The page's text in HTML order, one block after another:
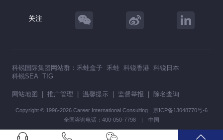
关注
科锐国际集团网站群： 禾蛙盒子 禾蛙 科锐香港 科锐日本
科锐SEA TIG
网站地图 推广管理 温馨提示 监督举报 除名查询
Copyright © 1996-2026 Career International Consulting 京ICP备13048770号-6
全国咨询电话：400-050-7798 | 中国